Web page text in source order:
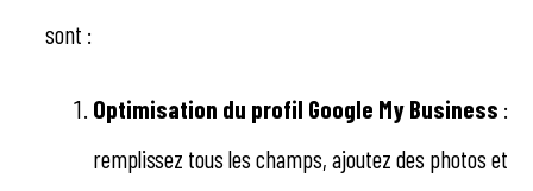
sont :
Optimisation du profil Google My Business :
remplissez tous les champs, ajoutez des photos et